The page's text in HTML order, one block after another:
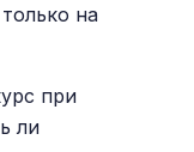
на
при
ли